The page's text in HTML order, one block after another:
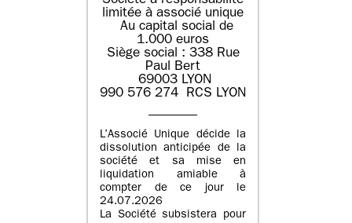
limitée à associé unique
Au capital social de
1.000 euros
Siège social : 338 Rue
Paul Bert
69003 LYON
990 576 274 RCS LYON
L’Associé Unique décide la
dissolution anticipée de la
société et sa mise en
liquidation amiable à
compter de ce jour le
24.07.2026
La Société subsistera pour